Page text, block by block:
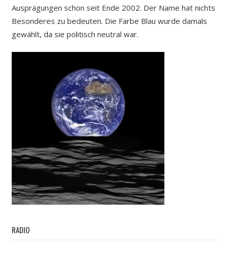
Ausprägungen schon seit Ende 2002. Der Name hat nichts
Besonderes zu bedeuten. Die Farbe Blau wurde damals
gewählt, da sie politisch neutral war.
RADIO